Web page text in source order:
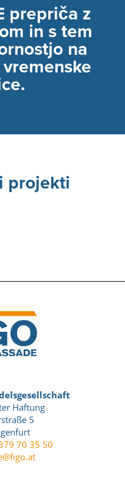
prepriča z
in s tem
na
projekti
Haftung
5
70 35 50